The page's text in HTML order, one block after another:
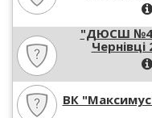
"ДЮСШ
Чернівці
ВК